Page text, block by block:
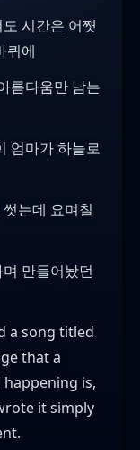
시간은 어쩃
퀴에
름다움만 남는
엄마가 하늘로
는데 요며칠
만들어놨던
a song titled
that a
is,
it simply